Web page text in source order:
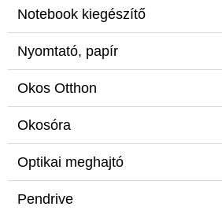
Notebook kiegészítő
Nyomtató, papír
Okos Otthon
Okosóra
Optikai meghajtó
Pendrive